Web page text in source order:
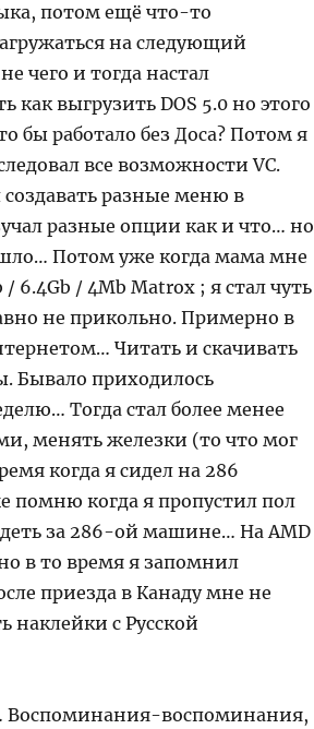
потом ещё что-то
на следующий
чего и тогда настал
выгрузить DOS 5.0 но этого
бы работало без Доса? Потом я
все возможности VC.
разные меню в
разные опции как и что… но
Потом уже когда мама мне
6.4Gb / 4Mb Matrox ; я стал чуть
не прикольно. Примерно в
Читать и скачивать
Бывало приходилось
Тогда стал более менее
менять железки (то что мог
когда я сидел на 286
помню когда я пропустил пол
за 286-ой машине… На AMD
в то время я запомнил
приезда в Канаду мне не
наклейки с Русской
Воспоминания-воспоминания,